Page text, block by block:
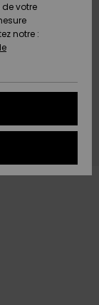
votre
notre :